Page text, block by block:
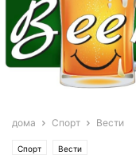
дома Спорт Вести
Спорт Вести